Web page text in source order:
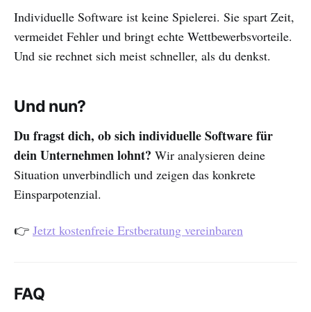
Individuelle Software ist keine Spielerei. Sie spart Zeit,
vermeidet Fehler und bringt echte Wettbewerbsvorteile.
Und sie rechnet sich meist schneller, als du denkst.
Und nun?
Du fragst dich, ob sich individuelle Software für
dein Unternehmen lohnt? Wir analysieren deine
Situation unverbindlich und zeigen das konkrete
Einsparpotenzial.
👉 Jetzt kostenfreie Erstberatung vereinbaren
FAQ